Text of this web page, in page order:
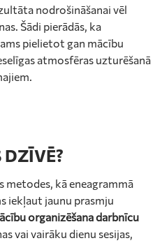
nodrošināšanai vēl
Šādi pierādās, ka
pielietot gan mācību
atmosfēras uzturēšanā
DZĪVĒ?
metodes, kā eneagrammā
iekļaut jaunu prasmju
organizēšana darbnīcu
vai vairāku dienu sesijas,